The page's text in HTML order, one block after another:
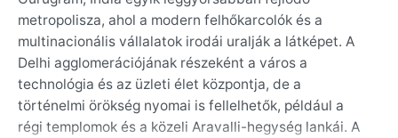
metropolisza, ahol a modern felhőkarcolók és a
multinacionális vállalatok irodái uralják a látképet. A
Delhi agglomerációjának részeként a város a
technológia és az üzleti élet központja, de a
történelmi örökség nyomai is fellelhetők, például a
régi templomok és a közeli Aravalli-hegység lankái. A